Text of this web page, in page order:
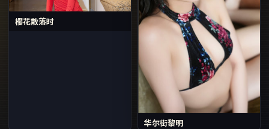
樱花散落时
华尔街黎明